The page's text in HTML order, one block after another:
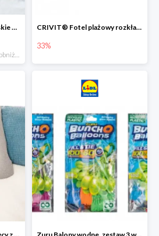
CRIVIT® Spodnie narciarskie dziewczęce
*najniższa cena z 30 dni przed obniżką
CRIVIT® Fotel plażowy rozkładany / Brodzik dziecięcy
33%